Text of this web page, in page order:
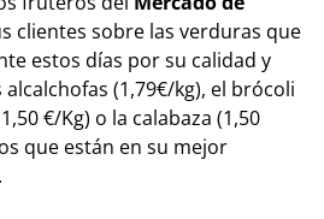
clientes sobre las verduras que
estos días por su calidad y
(1,79€/kg), el brócoli
€/Kg) o la calabaza (1,50
que están en su mejor